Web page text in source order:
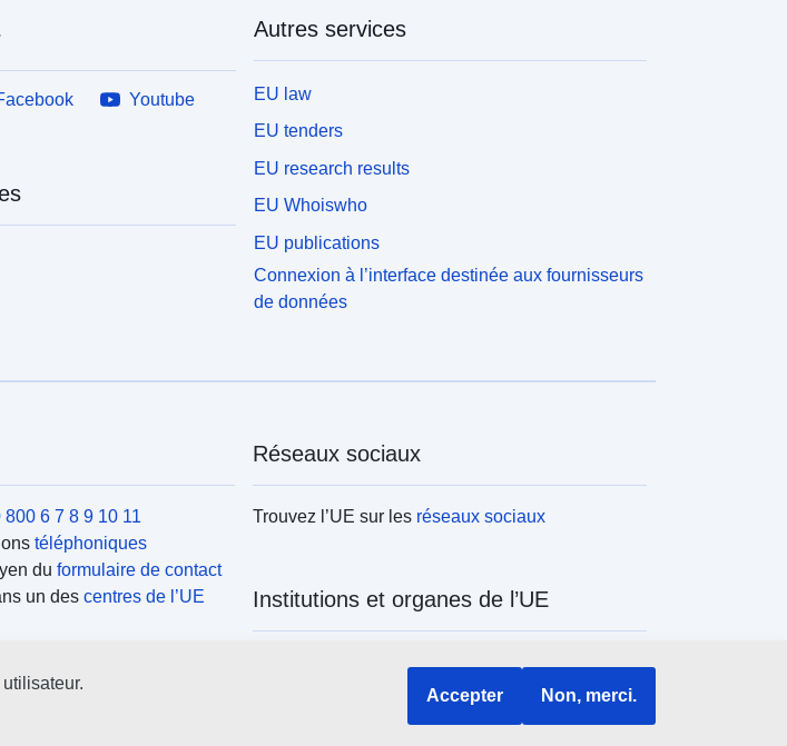
Youtube
Autres services
EU law
EU tenders
EU research results
EU Whoiswho
EU publications
Connexion à l’interface destinée aux fournisseurs
de données
800 6 7 8 9 10 11
téléphoniques
du formulaire de contact
un des centres de l’UE
Réseaux sociaux
Trouvez l’UE sur les réseaux sociaux
Institutions et organes de l’UE
Accepter Non, merci.